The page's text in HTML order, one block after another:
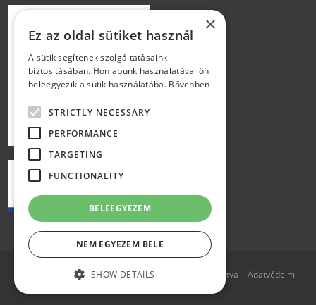
Copyright © 2015 L.A.C Holding |Minden jog fenntartva | Adatvédelmi
×
Ez az oldal sütiket használ
A sütik segítenek szolgáltatásaink
biztosításában. Honlapunk használatával ön
beleegyezik a sütik használatába. Bővebben
STRICTLY NECESSARY
PERFORMANCE
TARGETING
FUNCTIONALITY
BELEEGYEZEM
NEM EGYEZEM BELE
SHOW DETAILS